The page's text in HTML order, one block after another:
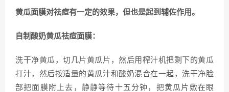
黄瓜面膜对祛痘有一定的效果，但也是起到辅佐作用。
自制酸奶黄瓜祛痘面膜：
洗干净黄瓜，切几片黄瓜片，然后用榨汁机把剩下的黄瓜
打汁，然后按适量的黄瓜汁和酸奶混合在一起，洗干净脸
部把面膜附上去，静静等待十五分钟，把黄瓜片敷在眼